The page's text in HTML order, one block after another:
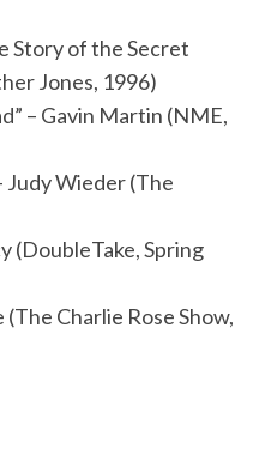
Story of the Secret
Jones, 1996)
– Gavin Martin (NME,
Judy Wieder (The
(DoubleTake, Spring
Charlie Rose Show,